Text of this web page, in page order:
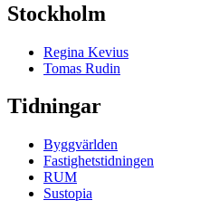
Stockholm
Regina Kevius
Tomas Rudin
Tidningar
Byggvärlden
Fastighetstidningen
RUM
Sustopia